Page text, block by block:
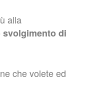
alla
svolgimento di
che volete ed